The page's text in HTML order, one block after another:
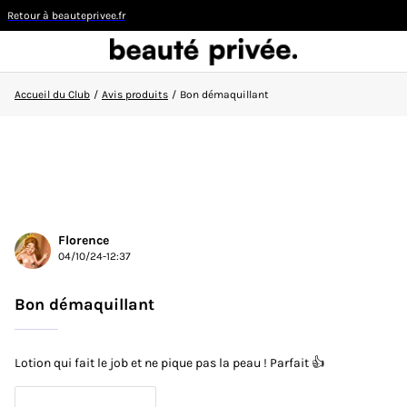
Retour à beauteprivee.fr
Visiteur
faire vos premiers pas ici !
ACCUEIL DU CLUB
ACTUALITÉS
Accueil du Club / Avis produits / Bon démaquillant
Florence
04/10/24-12:37
Bon démaquillant
Lotion qui fait le job et ne pique pas la peau ! Parfait 👍